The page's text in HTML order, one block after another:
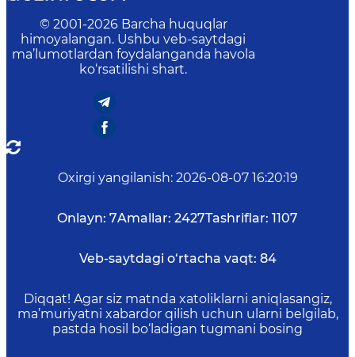
© 2001-2026 Barcha huquqlar
himoyalangan. Ushbu veb-saytdagi
ma’lumotlardan foydalanganda havola
ko‘rsatilishi shart.
Oxirgi yangilanish: 2026-08-07 16:20:19
Onlayn: 7Amallar: 2427Tashriflar: 1107
Veb-saytdagi o‘rtacha vaqt: 84
Diqqat! Agar siz matnda xatoliklarni aniqlasangiz,
ma’muriyatni xabardor qilish uchun ularni belgilab,
pastda hosil bo‘ladigan tugmani bosing